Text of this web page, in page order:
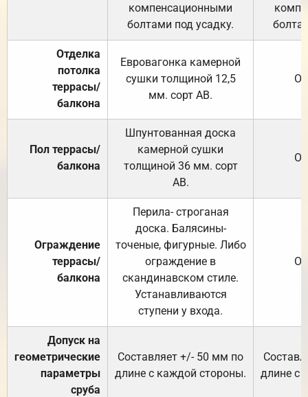
компенсационными
болтами под усадку.
Отделка
потолка
террасы/
балкона
Евровагонка камерной
сушки толщиной 12,5
мм. сорт АВ.
Пол террасы/
балкона
Шпунтованная доска
камерной сушки
толщиной 36 мм. сорт
АВ.
Ограждение
террасы/
балкона
Перила- строганая
доска. Балясины-
точеные, фигурные. Либо
ограждение в
скандинавском стиле.
Устанавливаются
ступени у входа.
Допуск на
геометрические
параметры
сруба
Составляет +/- 50 мм по
длине с каждой стороны.
длине с